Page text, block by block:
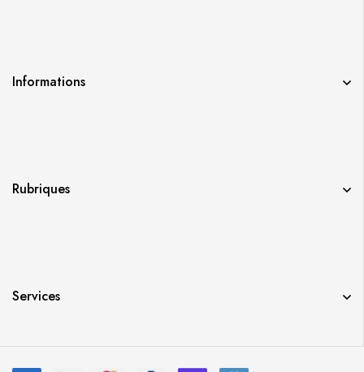
Informations
Rubriques
Services